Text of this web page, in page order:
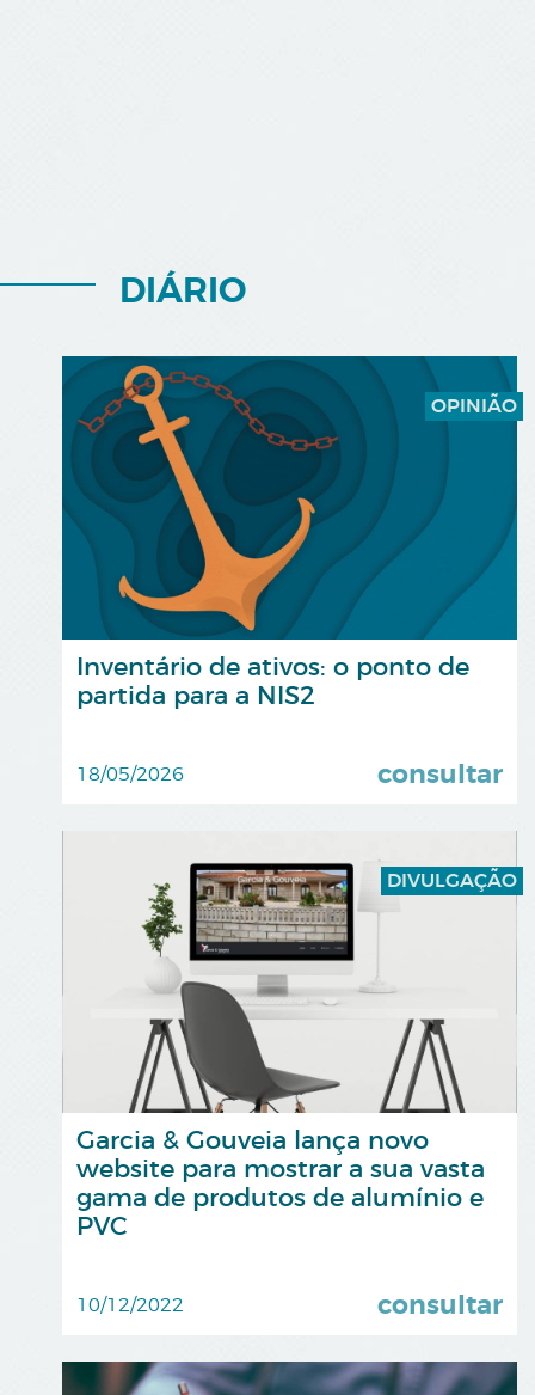
DIÁRIO
OPINIÃO
Inventário de ativos: o ponto de
partida para a NIS2
18/05/2026 consultar
DIVULGAÇÃO
Garcia & Gouveia lança novo
website para mostrar a sua vasta
gama de produtos de alumínio e
PVC
10/12/2022 consultar